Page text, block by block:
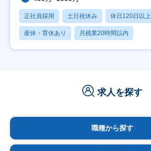
正社員採用 土日祝休み 休日120日以上
産休・育休あり 月残業20時間以内
求人を探す
職種から探す